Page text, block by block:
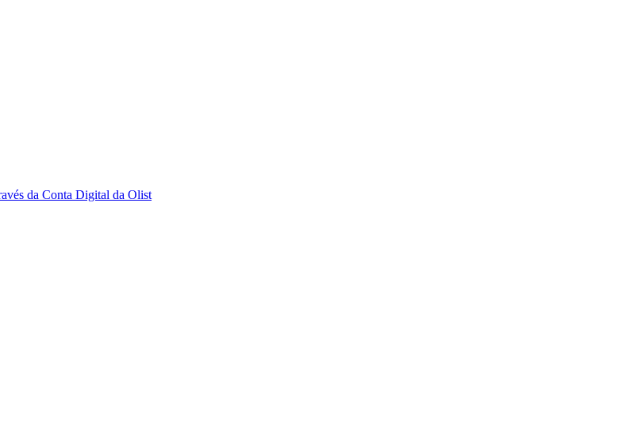
da Conta Digital da Olist